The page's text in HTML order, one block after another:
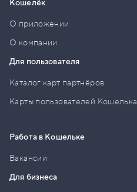
Кошелёк
О приложении
О компании
Для пользователя
Каталог карт партнёров
Карты пользователей Кошелька
Работа в Кошельке
Вакансии
Для бизнеса